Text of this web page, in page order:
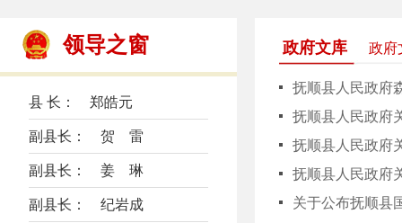
领导之窗
县 长： 郑皓元
副县长： 贺 雷
副县长： 姜 琳
副县长： 纪岩成
政府文库 政
抚顺县人民政府
抚顺县人民政府
抚顺县人民政府
关于公布抚顺县